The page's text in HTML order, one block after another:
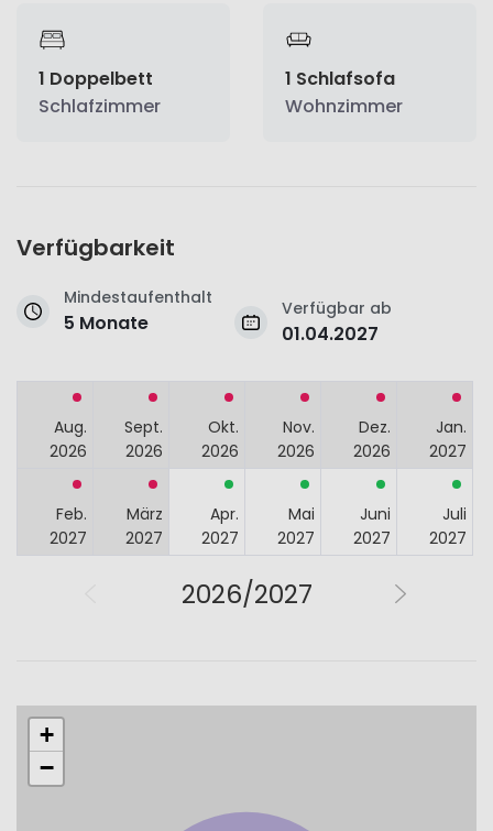
1 Doppelbett
Schlafzimmer
1 Schlafsofa
Wohnzimmer
Verfügbarkeit
Mindestaufenthalt
5 Monate
Verfügbar ab
01.04.2027
Aug.
2026
Sept.
2026
Okt.
2026
Nov.
2026
Dez.
2026
Jan.
2027
Feb.
2027
März
2027
Apr.
2027
Mai
2027
Juni
2027
Juli
2027
2026/2027
+
−